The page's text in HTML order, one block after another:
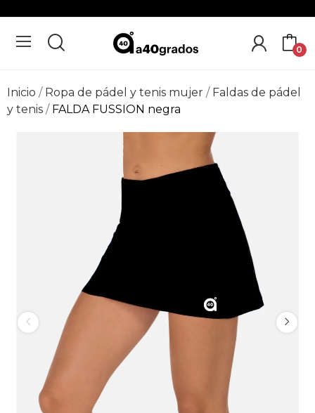
0
Inicio Ropa de pádel y tenis mujer
Faldas de pádel
y tenis
FALDA FUSSION negra